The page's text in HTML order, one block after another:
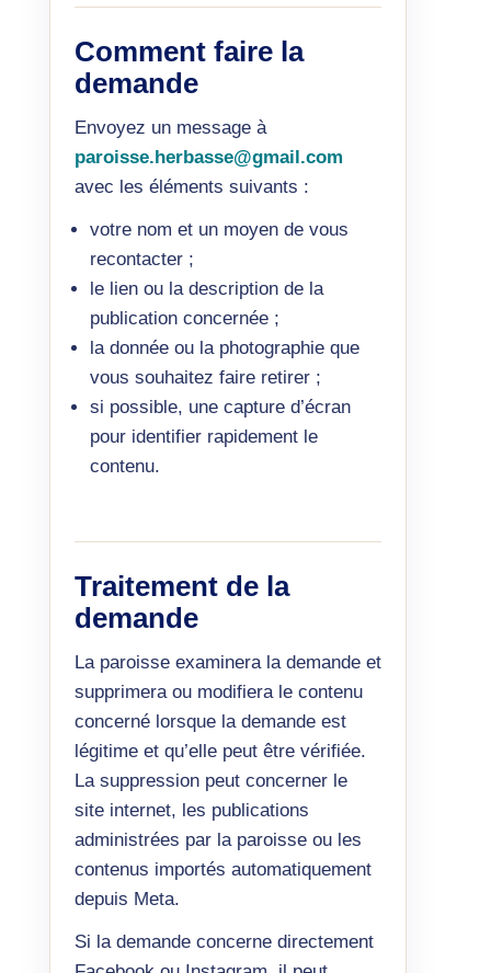
Comment faire la
demande
Envoyez un message à
paroisse.herbasse@gmail.com
avec les éléments suivants :
votre nom et un moyen de vous
recontacter ;
le lien ou la description de la
publication concernée ;
la donnée ou la photographie que
vous souhaitez faire retirer ;
si possible, une capture d’écran
pour identifier rapidement le
contenu.
Traitement de la
demande
La paroisse examinera la demande et
supprimera ou modifiera le contenu
concerné lorsque la demande est
légitime et qu’elle peut être vérifiée.
La suppression peut concerner le
site internet, les publications
administrées par la paroisse ou les
contenus importés automatiquement
depuis Meta.
Si la demande concerne directement